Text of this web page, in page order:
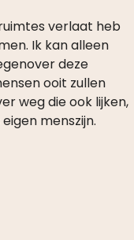
Ik kan alleen
deze
ooit zullen
weg die ook lijken,
menszijn.